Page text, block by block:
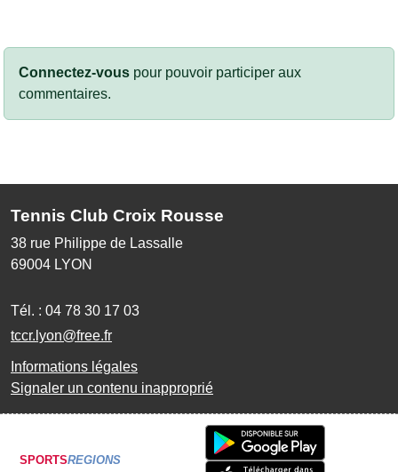
Connectez-vous pour pouvoir participer aux
commentaires.
Tennis Club Croix Rousse
38 rue Philippe de Lassalle
69004 LYON
Tél. : 04 78 30 17 03
tccr.lyon@free.fr
Informations légales
Signaler un contenu inapproprié
SPORTSREGIONS